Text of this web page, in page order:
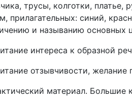
трусы, колготки, платье,
прилагательных: синий,
и называнию основных
интереса к образной
отзывчивости, желание
материал. Большие